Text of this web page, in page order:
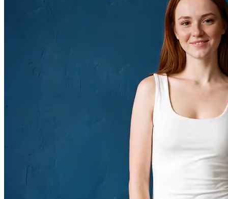
Что такое ИИ-раздеватор и как он
ИИ-раздеватор — это онлайн-сервис на основе нейросети, который
анализирует фотографию человека и генерирует реалистичное
изображение без одежды. Технология использует генеративные
нейронные сети (GAN), обученные на миллионах изображений, чтобы
воссоздать анатомию тела с учётом позы, освещения и пропорций.
нейросеть раздевает фото